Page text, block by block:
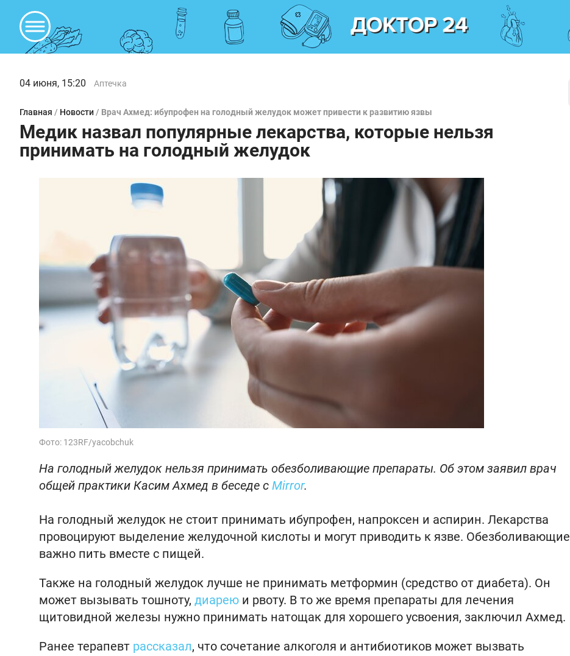
04 июня, 15:20 Аптечка
Главная / Новости / Врач Ахмед: ибупрофен на голодный желудок может привести к развитию язвы
Медик назвал популярные лекарства, которые нельзя
принимать на голодный желудок
Фото: 123RF/yacobchuk
На голодный желудок нельзя принимать обезболивающие препараты. Об этом заявил врач
общей практики Касим Ахмед в беседе с Mirror.
На голодный желудок не стоит принимать ибупрофен, напроксен и аспирин. Лекарства
провоцируют выделение желудочной кислоты и могут приводить к язве. Обезболивающие
важно пить вместе с пищей.
Также на голодный желудок лучше не принимать метформин (средство от диабета). Он
может вызывать тошноту, диарею и рвоту. В то же время препараты для лечения
щитовидной железы нужно принимать натощак для хорошего усвоения, заключил Ахмед.
Ранее терапевт рассказал, что сочетание алкоголя и антибиотиков может вызвать